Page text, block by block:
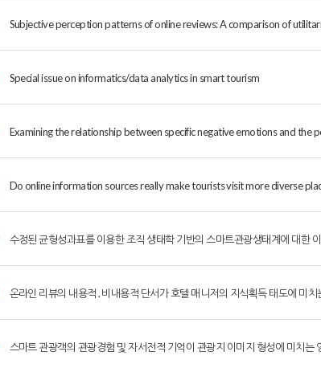
Subjective perception patterns of online reviews: A comparison of
Special issue on informatics/data analytics in smart tourism
Examining the relationship between specific negative emotions and the
Do online information sources really make tourists visit more diverse
수정된 균형성과표를 이용한 조직 생태학 기반의 스마트관광생태계에 대한
온라인 리뷰의 내용적․비내용적 단서가 호텔 매니저의 지식획득 태도에 미
스마트 관광객의 관광경험 및 자서전적 기억이 관광지 이미지 형성에 미치는